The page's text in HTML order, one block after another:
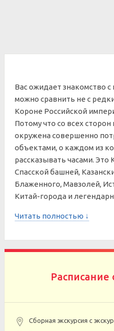
Вас ожидает знакомство
можно сравнить не с
Короне Российской
Потому что со всех
окружена совершенно
объектами, о каждом из
рассказывать часами.
Спасской башней,
Блаженного, Мавзолей,
Китай-города и
Читать полностью ↓
Расписание
Сборная экскурсия с